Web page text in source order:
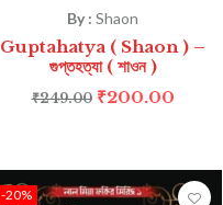
By :Shaon
Guptahatya ( Shaon ) –
গুপ্তহত্যা ( শাওন )
₹249.00 ₹200.00
-20%